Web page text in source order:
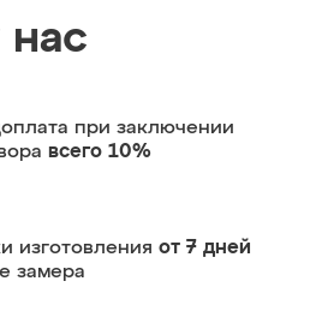
нас
при заключении
всего 10%
изготовления от 7 дней
замера